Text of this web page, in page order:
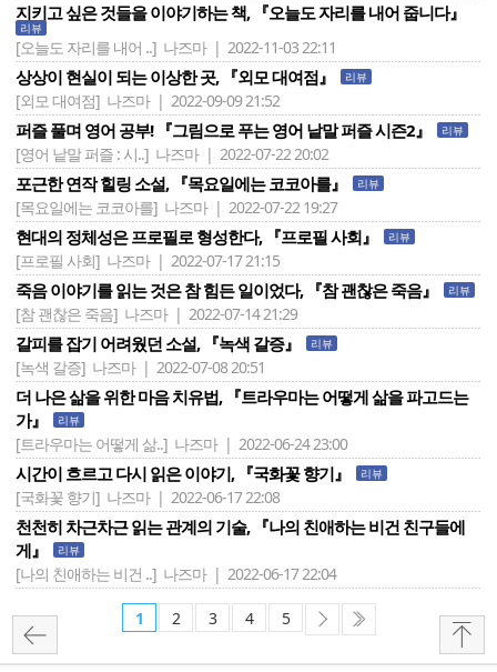
지키고 싶은 것들을 이야기하는 책, 『오늘도 자리를 내어 줍니다』
리뷰
[오늘도 자리를 내어 ..] 나즈마 | 2022-11-03 22:11
상상이 현실이 되는 이상한 곳, 『외모 대여점』 리뷰
[외모 대여점] 나즈마 | 2022-09-09 21:52
퍼즐 풀며 영어 공부! 『그림으로 푸는 영어 낱말 퍼즐 시즌2』 리뷰
[영어 낱말 퍼즐 : 시..] 나즈마 | 2022-07-22 20:02
포근한 연작 힐링 소설, 『목요일에는 코코아를』 리뷰
[목요일에는 코코아를] 나즈마 | 2022-07-22 19:27
현대의 정체성은 프로필로 형성한다, 『프로필 사회』 리뷰
[프로필 사회] 나즈마 | 2022-07-17 21:15
죽음 이야기를 읽는 것은 참 힘든 일이었다, 『참 괜찮은 죽음』 리뷰
[참 괜찮은 죽음] 나즈마 | 2022-07-14 21:29
갈피를 잡기 어려웠던 소설, 『녹색 갈증』 리뷰
[녹색 갈증] 나즈마 | 2022-07-08 20:51
더 나은 삶을 위한 마음 치유법, 『트라우마는 어떻게 삶을 파고드는
가』
리뷰
[트라우마는 어떻게 삶..] 나즈마 | 2022-06-24 23:00
시간이 흐르고 다시 읽은 이야기, 『국화꽃 향기』 리뷰
[국화꽃 향기] 나즈마 | 2022-06-17 22:08
천천히 차근차근 읽는 관계의 기술, 『나의 친애하는 비건 친구들에
게』
리뷰
[나의 친애하는 비건 ..] 나즈마 | 2022-06-17 22:04
1 2 3 4 5